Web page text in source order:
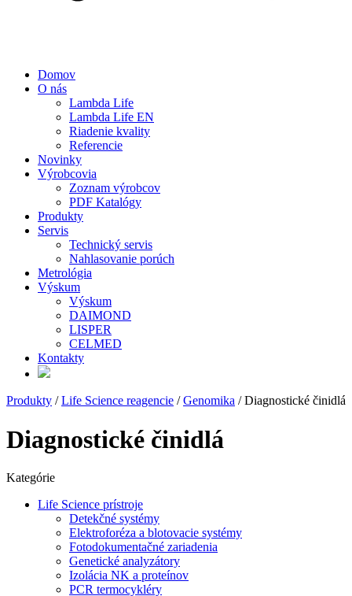
Domov
O nás
Lambda Life
Lambda Life EN
Riadenie kvality
Referencie
Novinky
Výrobcovia
Zoznam výrobcov
PDF Katalógy
Produkty
Servis
Technický servis
Nahlasovanie porúch
Metrológia
Výskum
Výskum
DAIMOND
LISPER
CELMED
Kontakty
Produkty /Life Science reagencie /Genomika / Diagnostické činidlá
Diagnostické činidlá
Kategórie
Life Science prístroje
Detekčné systémy
Elektroforéza a blotovacie systémy
Fotodokumentačné zariadenia
Genetické analyzátory
Izolácia NK a proteínov
PCR termocykléry